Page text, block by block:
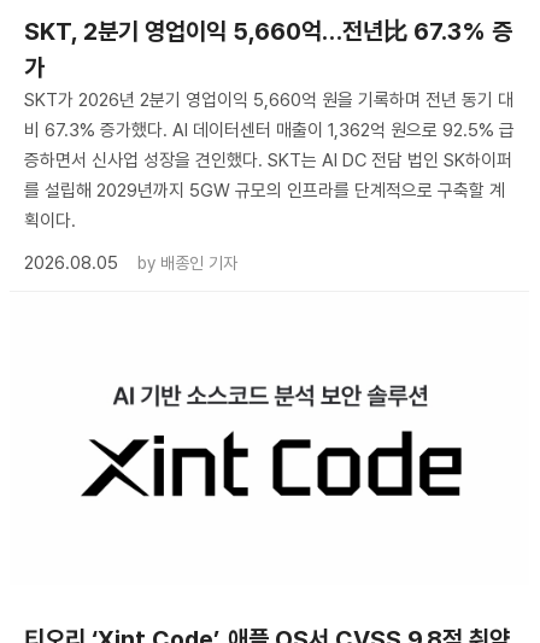
SKT, 2분기 영업이익 5,660억…전년比 67.3% 증
가
SKT가 2026년 2분기 영업이익 5,660억 원을 기록하며 전년 동기 대
비 67.3% 증가했다. AI 데이터센터 매출이 1,362억 원으로 92.5% 급
증하면서 신사업 성장을 견인했다. SKT는 AI DC 전담 법인 SK하이퍼
를 설립해 2029년까지 5GW 규모의 인프라를 단계적으로 구축할 계
획이다.
2026.08.05
by 배종인 기자